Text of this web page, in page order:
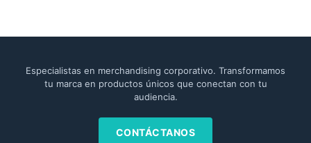
Especialistas en merchandising corporativo. Transformamos
tu marca en productos únicos que conectan con tu
audiencia.
CONTÁCTANOS